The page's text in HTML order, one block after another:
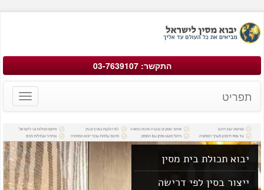
התקשר: 03-7639107
Toggle
תפריט
יבוא תכולת בית מסין
ייצור בסין לפי דרישה